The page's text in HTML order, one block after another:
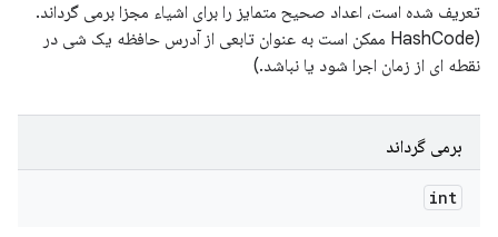
تعریف شده است، اعداد صحیح متمایز را برای اشیاء مجزا برمی گرداند.
(HashCode ممکن است به عنوان تابعی از آدرس حافظه یک شی در
نقطه ای از زمان اجرا شود یا نباشد.)
برمی گرداند
int